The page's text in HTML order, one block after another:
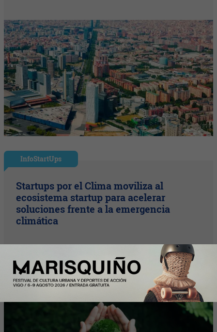
InfoStartUps
Startups por el Clima moviliza al
ecosistema startup para acelerar
soluciones frente a la emergencia
climática